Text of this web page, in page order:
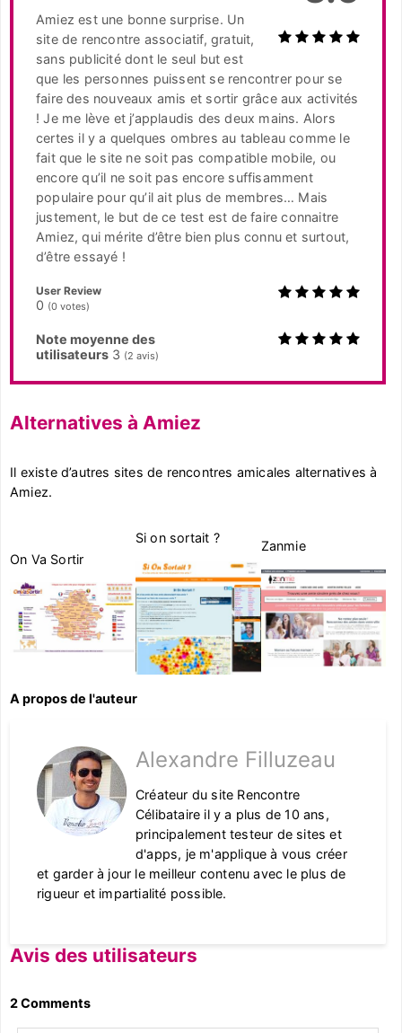
Amiez est une bonne surprise. Un
site de rencontre associatif, gratuit,
sans publicité dont le seul but est
que les personnes puissent se rencontrer pour se
faire des nouveaux amis et sortir grâce aux activités
! Je me lève et j’applaudis des deux mains. Alors
certes il y a quelques ombres au tableau comme le
fait que le site ne soit pas compatible mobile, ou
encore qu’il ne soit pas encore suffisamment
populaire pour qu’il ait plus de membres… Mais
justement, le but de ce test est de faire connaitre
Amiez, qui mérite d’être bien plus connu et surtout,
d’être essayé !
User Review
0 (0 votes)
Note moyenne des
utilisateurs 3 (2 avis)
Alternatives à Amiez
Il existe d’autres sites de rencontres amicales alternatives à
Amiez.
On Va Sortir
Si on sortait ?
Zanmie
A propos de l'auteur
Alexandre Filluzeau
Créateur du site Rencontre
Célibataire il y a plus de 10 ans,
principalement testeur de sites et
d'apps, je m'applique à vous créer
et garder à jour le meilleur contenu avec le plus de
rigueur et impartialité possible.
Avis des utilisateurs
2 Comments